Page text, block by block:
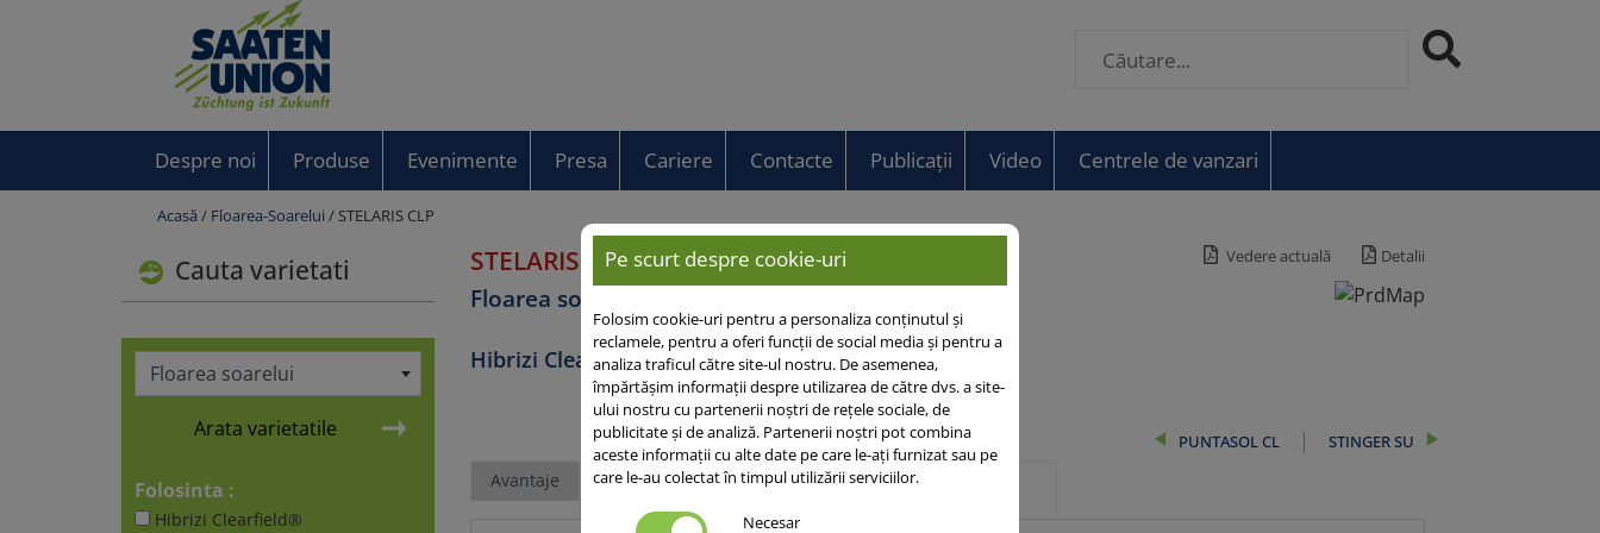
Despre noi Produse Evenimente Presa Cariere Contacte Publicații Video Centrele de vanzari
Acasă / Floarea-Soarelui / STELARIS CLP
Cauta varietati
Floarea soarelui
Arata varietatile
Folosinta :
Hibrizi Clearfield®
STELARIS CLP
Floarea soarelui
Hibrizi Clearfield® Plus
Vedere actuală Detalii
STINGER SU
PUNTASOL CL
Avantaje
Descriere
Mai multe despre acest
Pe scurt despre cookie-uri
Folosim cookie-uri pentru a personaliza conținutul și
reclamele, pentru a oferi funcții de social media și pentru a
analiza traficul către site-ul nostru. De asemenea,
împărtășim informații despre utilizarea de către dvs. a site-
ului nostru cu partenerii noștri de rețele sociale, de
publicitate și de analiză. Partenerii noștri pot combina
aceste informații cu alte date pe care le-ați furnizat sau pe
care le-au colectat în timpul utilizării serviciilor.
Necesar